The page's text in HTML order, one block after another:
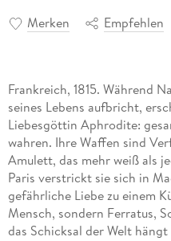
Merken Empfehlen
Frankreich, 1815. Während
seines Lebens aufbricht,
Liebesgöttin Aphrodite:
wahren. Ihre Waffen sind
Amulett, das mehr weiß als
Paris verstrickt sie sich in
gefährliche Liebe zu einem
Mensch, sondern Ferratus,
das Schicksal der Welt